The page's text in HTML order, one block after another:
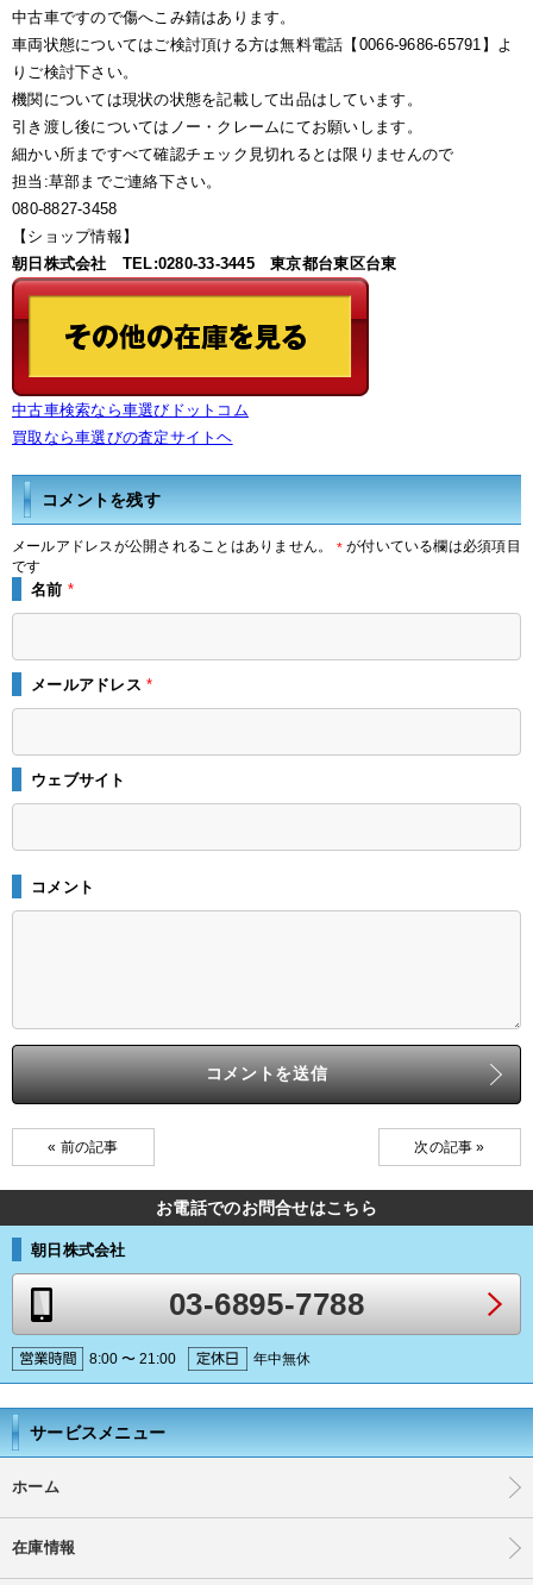
中古車ですので傷へこみ錆はあります。
車両状態についてはご検討頂ける方は無料電話【0066-9686-65791】よ
りご検討下さい。
機関については現状の状態を記載して出品はしています。
引き渡し後についてはノー・クレームにてお願いします。
細かい所まですべて確認チェック見切れるとは限りませんので
担当:草部までご連絡下さい。
080-8827-3458
【ショップ情報】
朝日株式会社 TEL:0280-33-3445 東京都台東区台東
中古車検索なら車選びドットコム
買取なら車選びの査定サイトヘ
コメントを残す
メールアドレスが公開されることはありません。 *が付いている欄は必須項目
です
名前 *
メールアドレス*
ウェブサイト
コメント
« 前の記事 次の記事 »
お電話でのお問合せはこちら
朝日株式会社
03-6895-7788
8:00 〜 21:00 年中無休
サービスメニュー
ホーム
在庫情報